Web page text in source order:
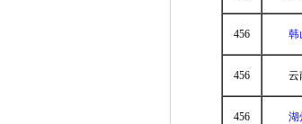
456 韩
456 云
456 湖